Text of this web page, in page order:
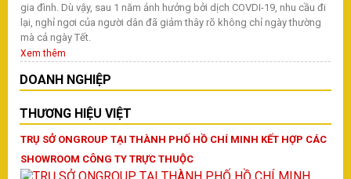
gia đình. Dù vậy, sau 1 năm ảnh hưởng bởi dịch COVDI-19, nhu cầu đi
lại, nghỉ ngơi của người dân đã giảm thây rõ không chỉ ngày thường
mà cả ngày Tết.
Xem thêm
DOANH NGHIỆP
THƯƠNG HIỆU VIỆT
TRỤ SỞ ONGROUP TẠI THÀNH PHỐ HỒ CHÍ MINH KẾT HỢP CÁC
SHOWROOM CÔNG TY TRỰC THUỘC